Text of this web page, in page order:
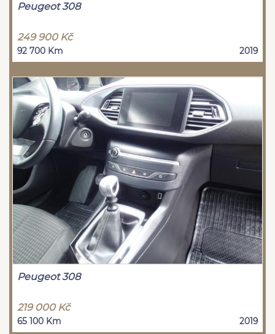
Peugeot 308
249 900 Kč
92 700 Km 2019
Peugeot 308
219 000 Kč
65 100 Km 2019